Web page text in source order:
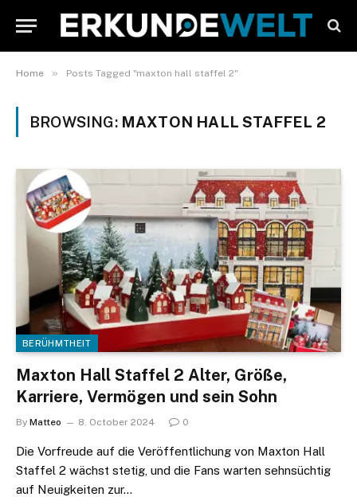
Home » Posts Tagged "maxton hall staffel 2"
BROWSING: MAXTON HALL STAFFEL 2
BERÜHMTHEIT
Maxton Hall Staffel 2 Alter, Größe,
Karriere, Vermögen und sein Sohn
By Matteo 8. October 2024 0
Die Vorfreude auf die Veröffentlichung von Maxton Hall
Staffel 2 wächst stetig, und die Fans warten sehnsüchtig
auf Neuigkeiten zur…